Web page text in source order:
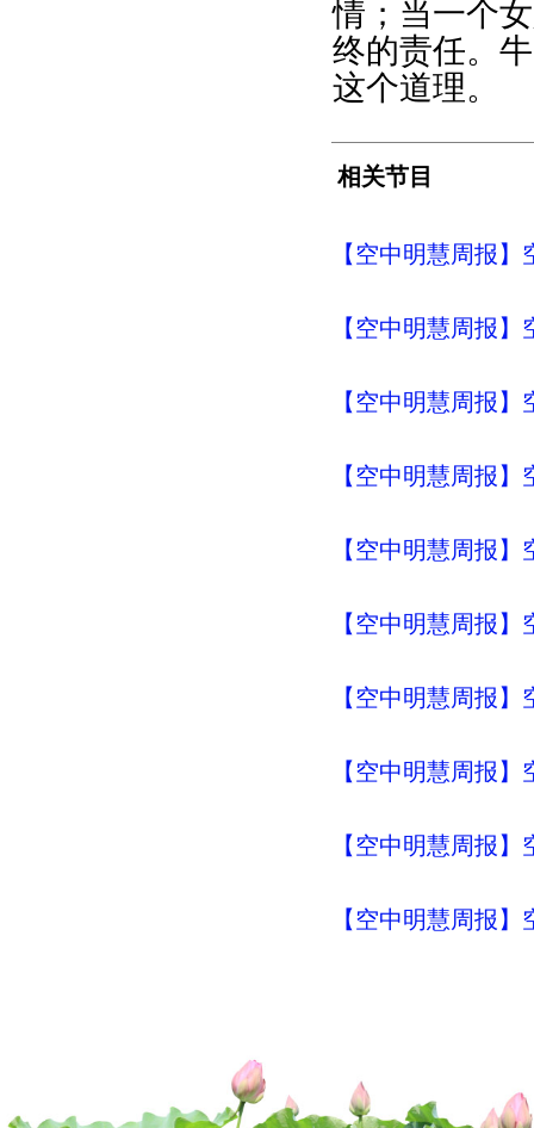
情；当一个
终的责任。
这个道理。
相关节目
【空中明慧周报
【空中明慧周报
【空中明慧周报
【空中明慧周报
【空中明慧周报
【空中明慧周报
【空中明慧周报
【空中明慧周报
【空中明慧周报
【空中明慧周报